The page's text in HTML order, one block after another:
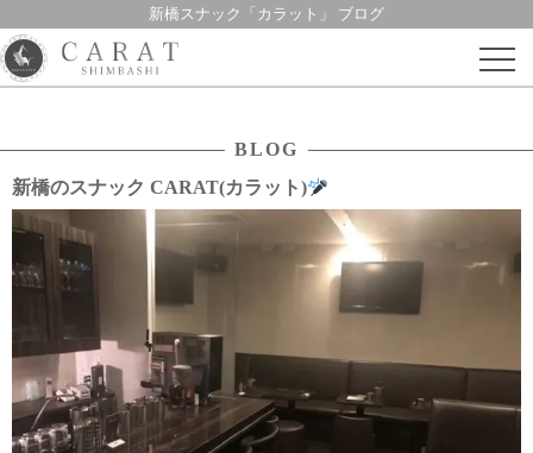
新橋スナック「カラット」 ブログ
Skip
BLOG
新橋のスナック CARAT(カラット)